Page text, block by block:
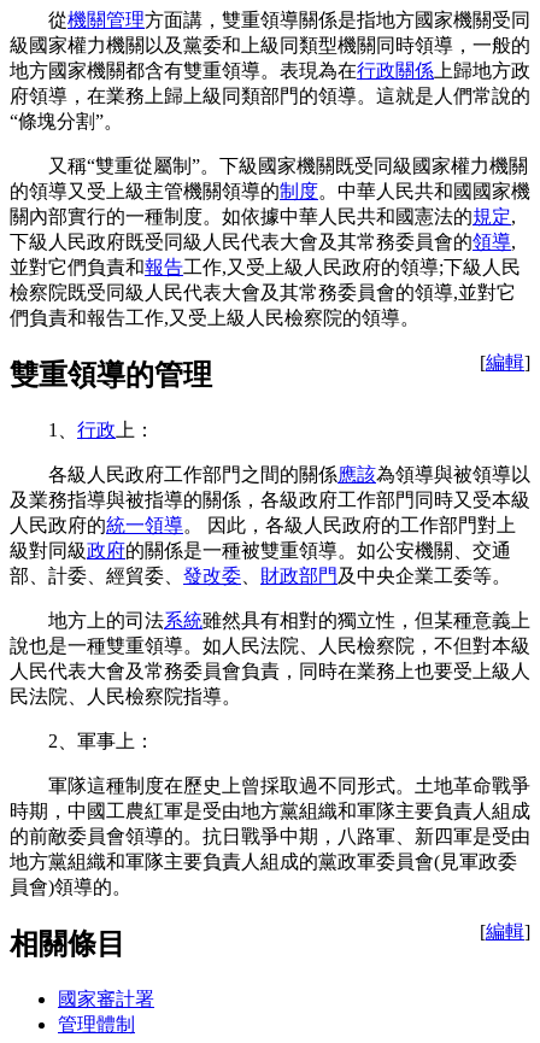
從機關管理方面講，雙重領導關係是指地方國家機關受同
級國家權力機關以及黨委和上級同類型機關同時領導，一般的
地方國家機關都含有雙重領導。表現為在行政關係 上歸地方政
府領導，在業務上歸上級同類部門的領導。這就是人們常說的
“條塊分割”。
又稱“雙重從屬制”。下級國家機關既受同級國家權力機關
的領導又受上級主管機關領導的制度。中華人民共和國國家機
關內部實行的一種制度。如依據中華人民共和國憲法的規定,
下級人民政府既受同級人民代表大會及其常務委員會的領導,
並對它們負責和報告工作,又受上級人民政府的領導;下級人民
檢察院既受同級人民代表大會及其常務委員會的領導,並對它
們負責和報告工作,又受上級人民檢察院的領導。
[編輯]
雙重領導的管理
1、 行政 上：
各級人民政府工作部門之間的關係應該為領導與被領導以
及業務指導與被指導的關係，各級政府工作部門同時又受本級
人民政府的統一領導。 因此，各級人民政府的工作部門對上
級對同級政府的關係是一種被雙重領導。如公安機關、交通
部、計委、經貿委、 發改委 財政部門 及中央企業工委等。
地方上的司法系統雖然具有相對的獨立性，但某種意義上
說也是一種雙重領導。如人民法院、人民檢察院，不但對本級
人民代表大會及常務委員會負責，同時在業務上也要受上級人
民法院、人民檢察院指導。
2、軍事上：
軍隊這種制度在歷史上曾採取過不同形式。土地革命戰爭
時期，中國工農紅軍是受由地方黨組織和軍隊主要負責人組成
的前敵委員會領導的。抗日戰爭中期，八路軍、新四軍是受由
地方黨組織和軍隊主要負責人組成的黨政軍委員會(見軍政委
員會)領導的。
[編輯]
相關條目
國家審計署
管理體制